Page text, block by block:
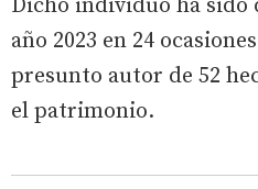
Dicho individuo ha
año 2023 en 24
presunto autor de 52
el patrimonio.